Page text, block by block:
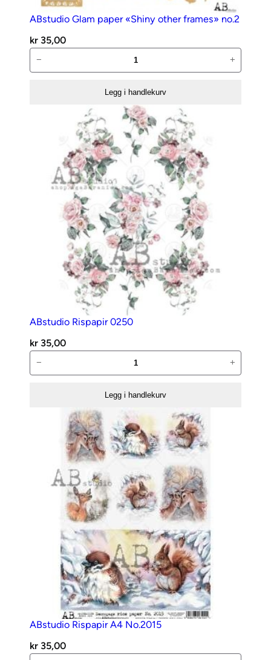
ABstudio Glam paper «Shiny other frames» no.2
kr 35,00
Glam
− +
Legg i handlekurv
ABstudio Rispapir 0250
kr 35,00
Rispapir
− +
Legg i handlekurv
ABstudio Rispapir A4 No.2015
kr 35,00